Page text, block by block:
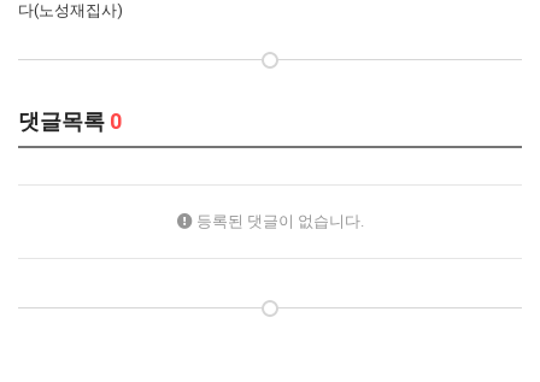
다(노성재집사)
댓글목록 0
등록된 댓글이 없습니다.